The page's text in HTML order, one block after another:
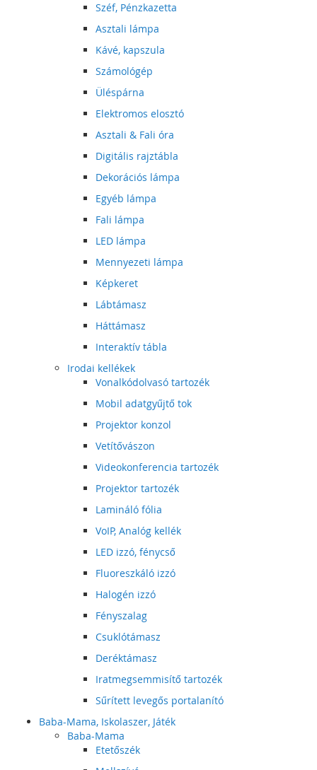
Széf, Pénzkazetta
Asztali lámpa
Kávé, kapszula
Számológép
Üléspárna
Elektromos elosztó
Asztali & Fali óra
Digitális rajztábla
Dekorációs lámpa
Egyéb lámpa
Fali lámpa
LED lámpa
Mennyezeti lámpa
Képkeret
Lábtámasz
Háttámasz
Interaktív tábla
Irodai kellékek
Vonalkódolvasó tartozék
Mobil adatgyűjtő tok
Projektor konzol
Vetítővászon
Videokonferencia tartozék
Projektor tartozék
Lamináló fólia
VoIP, Analóg kellék
LED izzó, fénycső
Fluoreszkáló izzó
Halogén izzó
Fényszalag
Csuklótámasz
Deréktámasz
Iratmegsemmisítő tartozék
Sűrített levegős portalanító
Baba-Mama, Iskolaszer, Játék
Baba-Mama
Etetőszék